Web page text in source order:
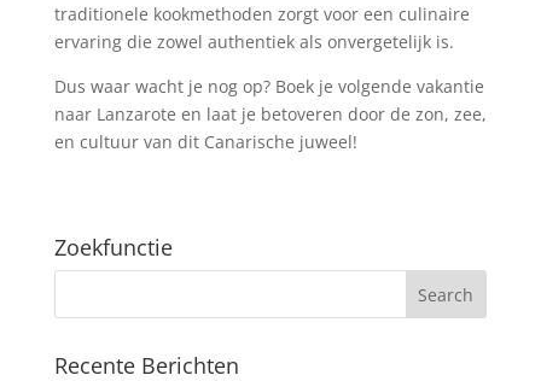
traditionele kookmethoden zorgt voor een culinaire
ervaring die zowel authentiek als onvergetelijk is.
Dus waar wacht je nog op? Boek je volgende vakantie
naar Lanzarote en laat je betoveren door de zon, zee,
en cultuur van dit Canarische juweel!
Zoekfunctie
Recente Berichten